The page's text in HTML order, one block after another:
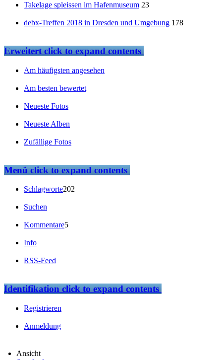
Takelage spleissen im Hafenmuseum 23
debx-Treffen 2018 in Dresden und Umgebung 178
Erweitertclick to expand contents
Am häufigsten angesehen
Am besten bewertet
Neueste Fotos
Neueste Alben
Zufällige Fotos
Menüclick to expand contents
Schlagworte202
Suchen
Kommentare5
Info
RSS-Feed
Identifikationclick to expand contents
Registrieren
Anmeldung
Ansicht